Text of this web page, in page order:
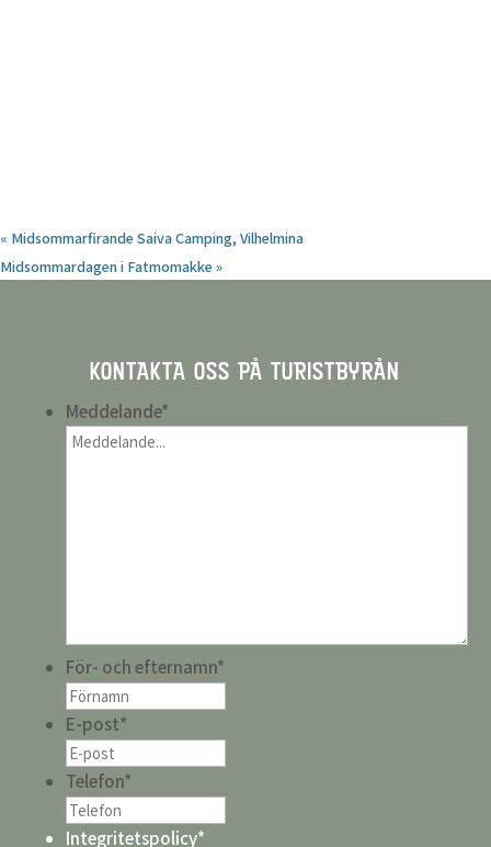
« Midsommarfirande Saiva Camping, Vilhelmina
Midsommardagen i Fatmomakke»
KONTAKTA OSS PÅ TURISTBYRÅN
Meddelande*
För- och efternamn*
E-post*
Telefon*
Integritetspolicy*